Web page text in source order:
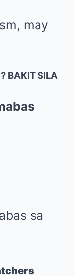
may
BAKIT SILA
sa